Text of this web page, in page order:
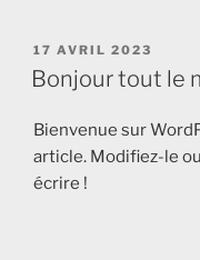
PUBLIÉ
LE
17 AVRIL 2023
Bonjour tout le
Bienvenue sur
article. Modifiez-le
écrire !